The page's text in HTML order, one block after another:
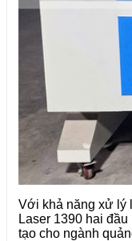
Với khả năng xử lý
Laser 1390 hai
tạo cho ngành